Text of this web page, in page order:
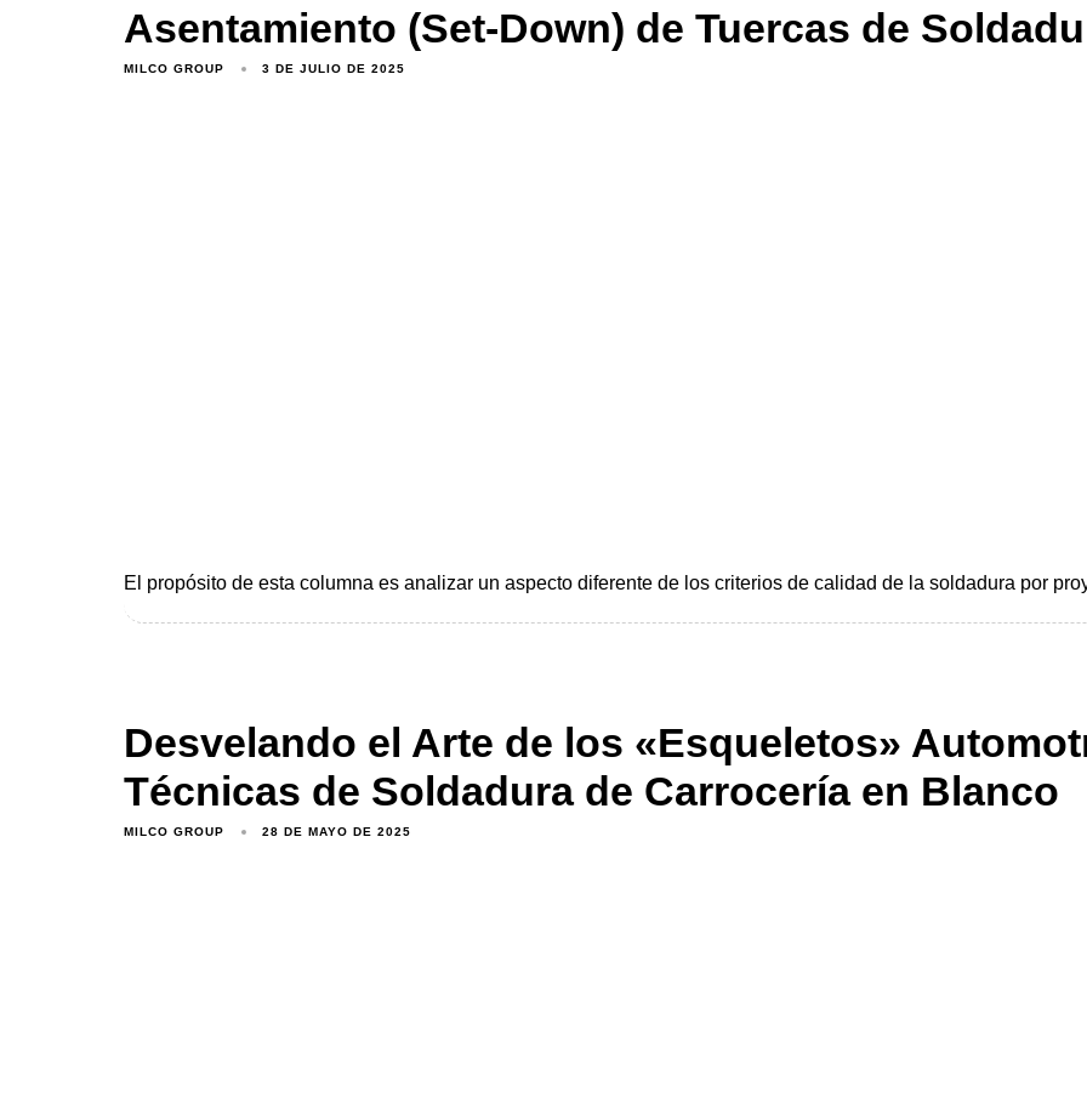
Asentamiento (Set-Down) de Tuercas de
MILCO GROUP 3 DE JULIO DE 2025
El propósito de esta columna es analizar un aspecto diferente de los criterios de calidad de la soldadura por
Desvelando el Arte de los «Esqueletos»
Técnicas de Soldadura de Carrocería en Blanco
MILCO GROUP 28 DE MAYO DE 2025